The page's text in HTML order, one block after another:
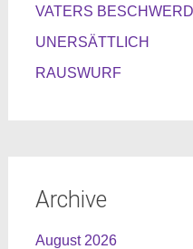
VATERS
UNERSÄTTLICH
RAUSWURF
Archive
August 2026